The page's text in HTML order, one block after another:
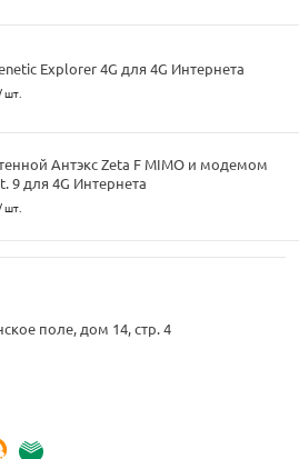
Explorer 4G для 4G Интернета
/ шт.
Антэкс Zeta F MIMO и модемом
9 для 4G Интернета
шт.
поле, дом 14, стр. 4